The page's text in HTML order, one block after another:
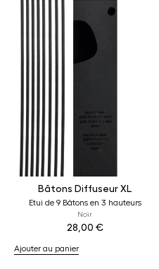
Bâtons Diffuseur XL
Etui de 9 Bâtons en 3 hauteurs
Noir
28,00 €
Ajouter au panier